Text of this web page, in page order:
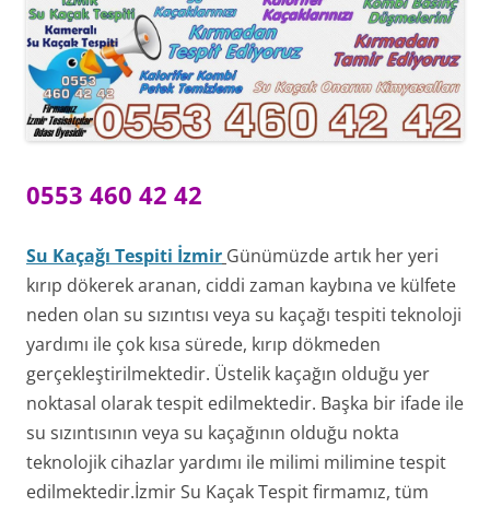
0553 460 42 42
Su Kaçağı Tespiti İzmir Günümüzde artık her yeri
kırıp dökerek aranan, ciddi zaman kaybına ve külfete
neden olan su sızıntısı veya su kaçağı tespiti teknoloji
yardımı ile çok kısa sürede, kırıp dökmeden
gerçekleştirilmektedir. Üstelik kaçağın olduğu yer
noktasal olarak tespit edilmektedir. Başka bir ifade ile
su sızıntısının veya su kaçağının olduğu nokta
teknolojik cihazlar yardımı ile milimi milimine tespit
edilmektedir.İzmir Su Kaçak Tespit firmamız, tüm